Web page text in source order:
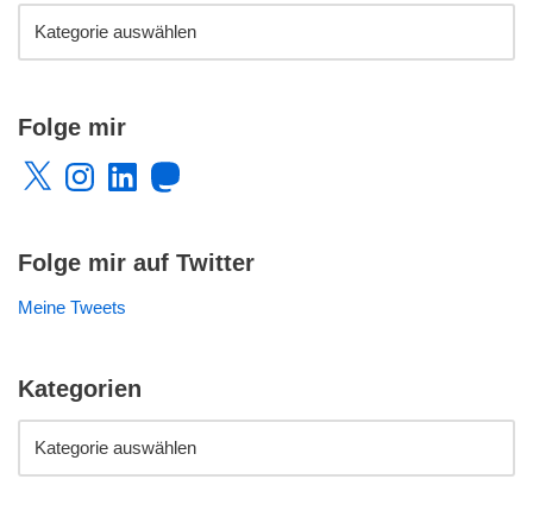
Folge mir
Folge mir auf Twitter
Meine Tweets
Kategorien